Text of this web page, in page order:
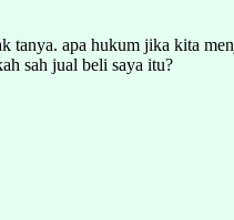
tanya. apa hukum jika kita
sah jual beli saya itu?